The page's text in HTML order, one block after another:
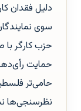
دلیل فقدان
سوی
حزب کارگر
حمایت
حامی‌تر
نظرسنجی‌ها